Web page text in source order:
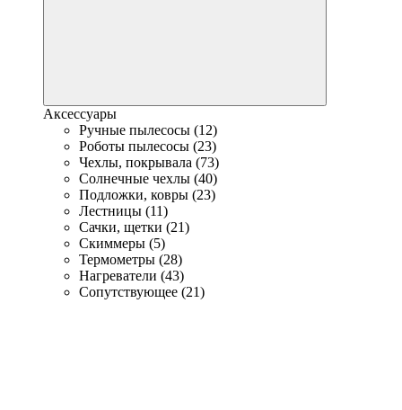
Аксессуары
Ручные пылесосы (12)
Роботы пылесосы (23)
Чехлы, покрывала (73)
Солнечные чехлы (40)
Подложки, ковры (23)
Лестницы (11)
Сачки, щетки (21)
Скиммеры (5)
Термометры (28)
Нагреватели (43)
Сопутствующее (21)